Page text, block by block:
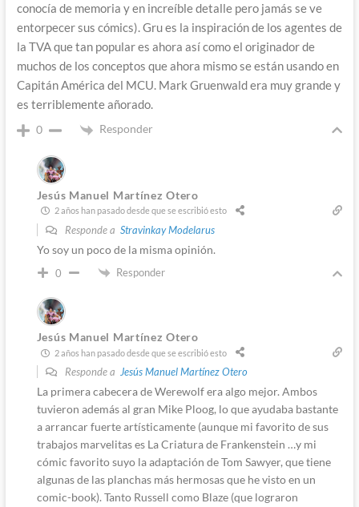
conocía de memoria y en increíble detalle pero jamás se ve
entorpecer sus cómics). Gru es la inspiración de los agentes de
la TVA que tan popular es ahora así como el originador de
muchos de los conceptos que ahora mismo se están usando en
Capitán América del MCU. Mark Gruenwald era muy grande y
es terriblemente añorado.
0 Responder
Jesús Manuel Martínez Otero
2 años han pasado desde que se escribió esto
Responde a Stravinkay Modelarus
Yo soy un poco de la misma opinión.
0 Responder
Jesús Manuel Martínez Otero
2 años han pasado desde que se escribió esto
Responde a Jesús Manuel Martínez Otero
La primera cabecera de Werewolf era algo mejor. Ambos
tuvieron además al gran Mike Ploog, lo que ayudaba bastante
a arrancar fuerte artísticamente (aunque mi favorito de sus
trabajos marvelitas es La Criatura de Frankenstein …y mi
cómic favorito suyo la adaptación de Tom Sawyer, que tiene
algunas de las planchas más hermosas que he visto en un
comic-book). Tanto Russell como Blaze (que lograron